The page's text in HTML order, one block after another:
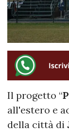
Il progetto “
all'estero e
della città di